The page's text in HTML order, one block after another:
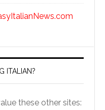
ITALIAN?
these other sites: